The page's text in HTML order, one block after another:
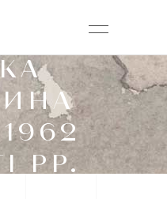
РР.